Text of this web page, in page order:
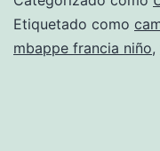
Etiquetado como
mbappe francia niño,